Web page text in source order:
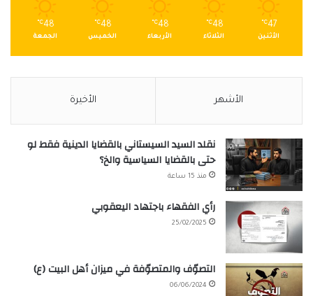
47
℃
الأثنين
48
℃
الثلاثاء
48
℃
الأربعاء
48
℃
الخميس
48
℃
الجمعة
الأشهر الأخيرة
نقلد السيد السيستاني بالقضايا الدينية فقط لو
حتى بالقضايا السياسية والخ؟
منذ 15 ساعة
رأي الفقهاء باجتهاد اليعقوبي
25/02/2025
التصوّف والمتصوّفة في ميزان أهل البيت (ع)
06/06/2024